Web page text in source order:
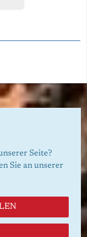
Seite?
Sie an unserer